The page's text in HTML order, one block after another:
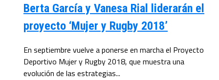
Berta García y Vanesa Rial liderarán el
proyecto ‘Mujer y Rugby 2018’
En septiembre vuelve a ponerse en marcha el Proyecto
Deportivo Mujer y Rugby 2018, que muestra una
evolución de las estrategias...